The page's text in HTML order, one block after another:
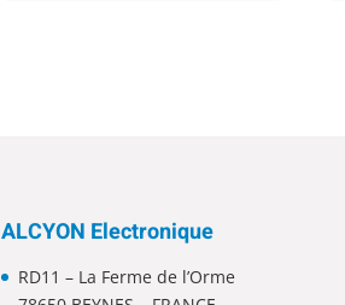
ALCYON Electronique
RD11 – La Ferme de l’Orme